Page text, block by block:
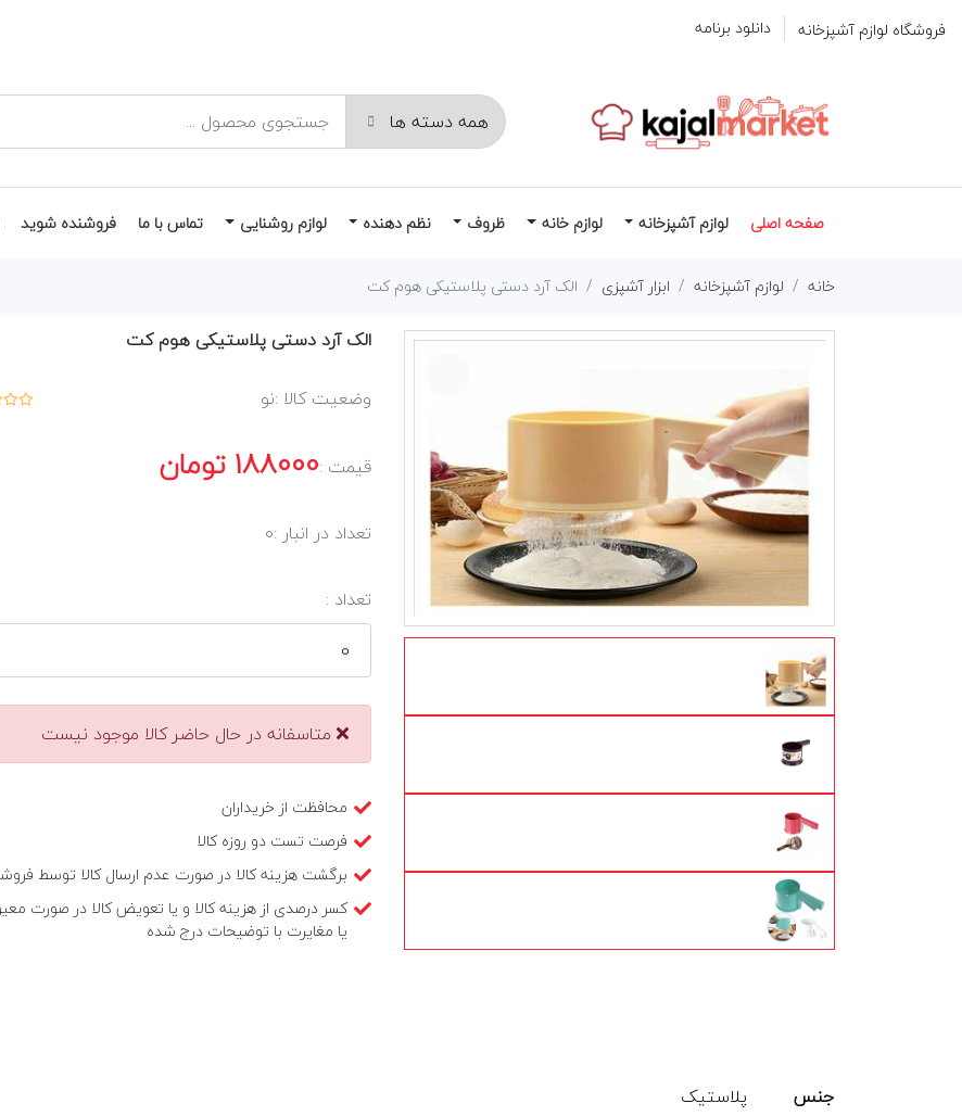
فروشگاه لوازم آشپزخانه دانلود برنامه
صفحه اصلی لوازم آشپزخانه لوازم خانه ظروف نظم دهنده لوازم روشنایی تماس با ما فروشنده شوید
خانه لوازم آشپزخانه ابزار آشپزی الک آرد دستی پلاستیکی هوم کت
الک آرد دستی پلاستیکی هوم کت
وضعیت کالا :نو
قیمت :188000 تومان
تعداد در انبار :0
تعداد :
متاسفانه در حال حاضر کالا موجود نیست
محافظت از خریداران
فرصت تست دو روزه کالا
برگشت هزینه کالا در صورت عدم ارسال کالا توسط
کسر درصدی از هزینه کالا و یا تعویض کالا در صورت
یا مغایرت با توضیحات درج شده
جنس
پلاستیک